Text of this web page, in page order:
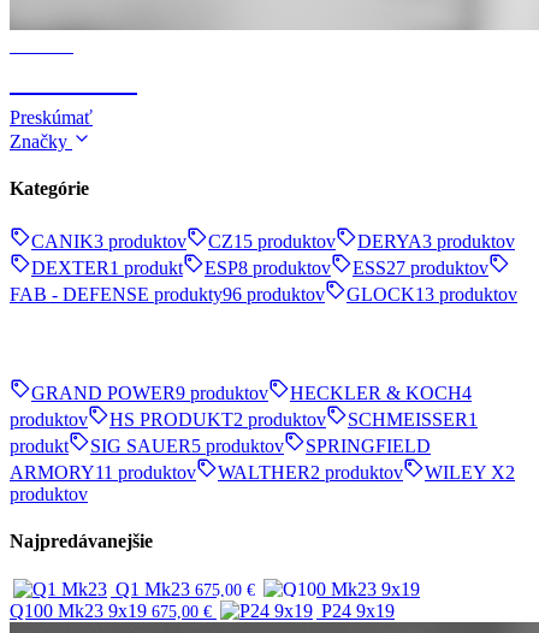
Preskúmať
Značky
Kategórie
CANIK3 produktov CZ15 produktov DERYA3 produktov
DEXTER1 produkt ESP8 produktov ESS27 produktov
FAB - DEFENSE produkty96 produktov GLOCK13 produktov
GRAND POWER9 produktov HECKLER & KOCH4
produktov
HS PRODUKT2 produktov SCHMEISSER1
produkt
SIG SAUER5 produktov
SPRINGFIELD
ARMORY11 produktov WALTHER2 produktov WILEY X2
produktov
Najpredávanejšie
Q1 Mk23 675,00 €
Q100 Mk23 9x19 675,00 € P24 9x19